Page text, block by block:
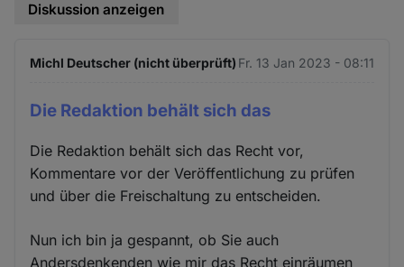
Diskussion anzeigen
Michl Deutscher (nicht überprüft) Fr. 13 Jan 2023 - 08:11
Die Redaktion behält sich das
Die Redaktion behält sich das Recht vor,
Kommentare vor der Veröffentlichung zu prüfen
und über die Freischaltung zu entscheiden.
Nun ich bin ja gespannt, ob Sie auch
Andersdenkenden wie mir das Recht einräumen